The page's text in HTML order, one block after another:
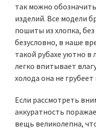
так можно
изделий. Все модели
пошиты из хлопка,
безусловно, в наше
такой рубахе уютно
легко впитывает
холода она не
Если рассмотреть
аккуратность
вещь великолепна,